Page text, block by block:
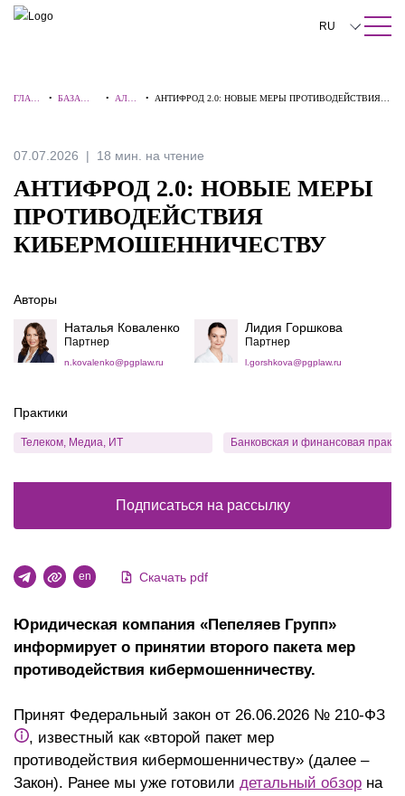
ПОИСК ПО САЙТУ Закрыть
RU
中文
ГЛАВ
• БАЗА
•
АЛЕР
• АНТИФРОД 2.0: НОВЫЕ МЕРЫ ПРОТИВОДЕЙСТВИЯ
07.07.2026 18 мин. на чтение
АНТИФРОД 2.0: НОВЫЕ МЕРЫ
ПРОТИВОДЕЙСТВИЯ
КИБЕРМОШЕННИЧЕСТВУ
en Скачать pdf
Юридическая компания «Пепеляев Групп»
информирует о принятии второго пакета мер
противодействия кибермошенничеству.
Принят Федеральный закон от 26.06.2026 № 210-ФЗ
, известный как «второй пакет мер
противодействия кибермошенничеству» (далее –
Закон). Ранее мы уже готовили детальный обзор на
Авторы
Наталья Коваленко
Партнер
n.kovalenko@pgplaw.ru
Лидия Горшкова
Партнер
l.gorshkova@pgplaw.ru
Практики
Телеком, Медиа, ИТ Банковская и финансовая
Подписаться на рассылку